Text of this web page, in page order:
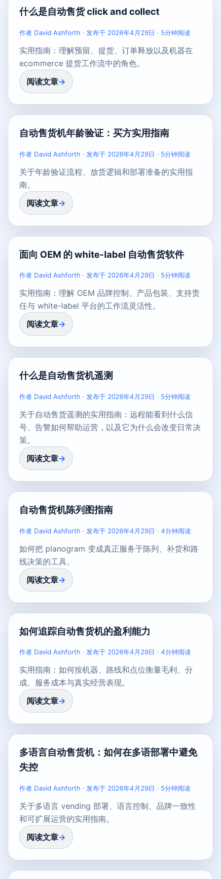
什么是自动售货 click and collect
作者 David Ashforth · 发布于 2026年4月29日 · 5分钟阅读
实用指南：理解预留、提货、订单释放以及机器在
ecommerce 提货工作流中的角色。
阅读文章
自动售货机年龄验证：买方实用指南
作者 David Ashforth · 发布于 2026年4月29日 · 5分钟阅读
关于年龄验证流程、放货逻辑和部署准备的实用指
南。
阅读文章
面向 OEM 的 white-label 自动售货软件
作者 David Ashforth · 发布于 2026年4月29日 · 5分钟阅读
实用指南：理解 OEM 品牌控制、产品包装、支持责
任与 white-label 平台的工作流灵活性。
阅读文章
什么是自动售货机遥测
作者 David Ashforth · 发布于 2026年4月29日 · 5分钟阅读
关于自动售货遥测的实用指南：远程能看到什么信
号、告警如何帮助运营，以及它为什么会改变日常决
策。
阅读文章
自动售货机陈列图指南
作者 David Ashforth · 发布于 2026年4月29日 · 4分钟阅读
如何把 planogram 变成真正服务于陈列、补货和路
线决策的工具。
阅读文章
如何追踪自动售货机的盈利能力
作者 David Ashforth · 发布于 2026年4月29日 · 4分钟阅读
实用指南：如何按机器、路线和点位衡量毛利、分
成、服务成本与真实经营表现。
阅读文章
多语言自动售货机：如何在多语部署中避免
失控
作者 David Ashforth · 发布于 2026年4月29日 · 5分钟阅读
关于多语言 vending 部署、语言控制、品牌一致性
和可扩展运营的实用指南。
阅读文章